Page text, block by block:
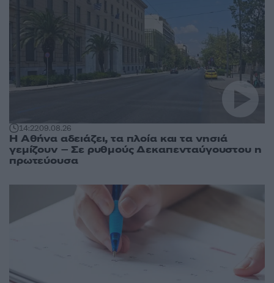
14:2209.08.26
Η Αθήνα αδειάζει, τα πλοία και τα νησιά
γεμίζουν – Σε ρυθμούς Δεκαπενταύγουστου η
πρωτεύουσα